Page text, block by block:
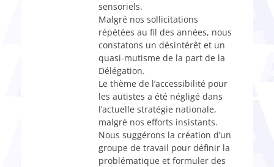
sensoriels.
Malgré nos sollicitations
répétées au fil des années, nous
constatons un désintérêt et un
quasi-mutisme de la part de la
Délégation.
Le thème de l’accessibilité pour
les autistes a été négligé dans
l’actuelle stratégie nationale,
malgré nos efforts insistants.
Nous suggérons la création d’un
groupe de travail pour définir la
problématique et formuler des